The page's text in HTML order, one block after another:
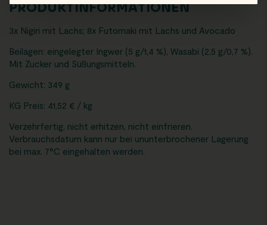
PRODUKTINFORMATIONEN
3x Nigiri mit Lachs; 8x Futomaki mit Lachs und Avocado
Beilagen: eingelegter Ingwer (5 g/1,4 %), Wasabi (2,5 g/0,7 %).
Mit Zucker und Süßungsmitteln.
Gewicht: 349 g
KG Preis: 41,52 € / kg
Verzehrfertig, nicht erhitzen, nicht einfrieren.
Verbrauchsdatum kann nur bei ununterbrochener Lagerung
bei max. 7°C eingehalten werden.